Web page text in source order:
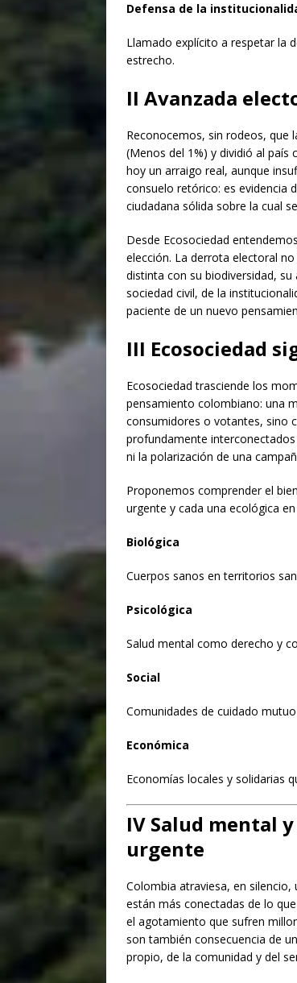
Defensa de la
Llamado explícito a respetar la
estrecho.
II Avanzada
Reconocemos, sin rodeos, que
(Menos del 1%) y dividió al país
hoy un arraigo real, aunque
consuelo retórico: es evidencia
ciudadana sólida sobre la cual
Desde Ecosociedad
elección. La derrota electoral
distinta con su biodiversidad,
sociedad civil, de la
paciente de un nuevo
III Ecosociedad
Ecosociedad trasciende los
pensamiento colombiano: una
consumidores o votantes, sino
profundamente
ni la polarización de una
Proponemos comprender el
urgente y cada una ecológica en
Biológica
Cuerpos sanos en territorios
Psicológica
Salud mental como derecho y
Social
Comunidades de cuidado
Económica
Economías locales y solidarias
IV Salud mental
urgente
Colombia atraviesa, en
están más conectadas de lo
el agotamiento que sufren
son también consecuencia de
propio, de la comunidad y del